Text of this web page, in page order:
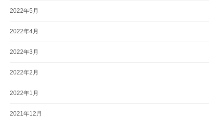
2022年5月
2022年4月
2022年3月
2022年2月
2022年1月
2021年12月